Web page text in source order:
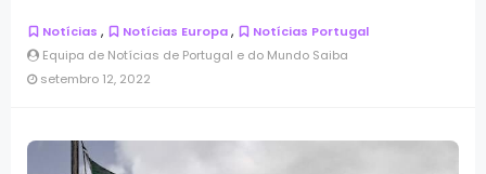
Notícias , Notícias Europa,
Notícias Portugal
Equipa de Notícias de Portugal e do Mundo Saiba
setembro 12, 2022